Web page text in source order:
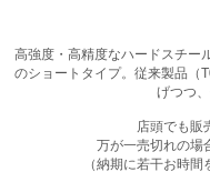
高強度・高精度なハードスチー
のショートタイプ。従来製品（
げつつ
店頭でも販
万が一売切れの場
（納期に若干お時間